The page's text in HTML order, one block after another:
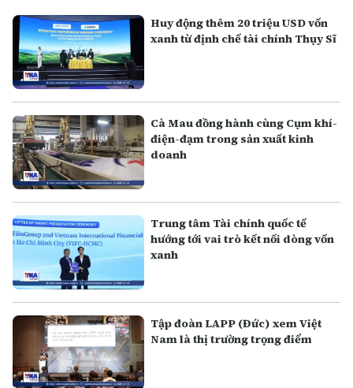
Huy động thêm 20 triệu USD vốn
xanh từ định chế tài chính Thụy Sĩ
Cà Mau đồng hành cùng Cụm khí-
điện-đạm trong sản xuất kinh
doanh
Trung tâm Tài chính quốc tế
hướng tới vai trò kết nối dòng vốn
xanh
Tập đoàn LAPP (Đức) xem Việt
Nam là thị trường trọng điểm